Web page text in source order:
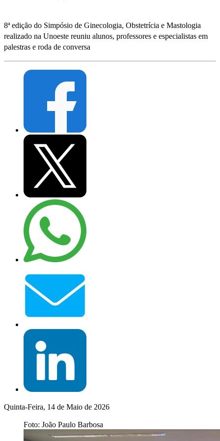
8ª edição do Simpósio de Ginecologia, Obstetrícia e Mastologia
realizado na Unoeste reuniu alunos, professores e especialistas em
palestras e roda de conversa
Quinta-Feira, 14 de Maio de 2026
Foto: João Paulo Barbosa